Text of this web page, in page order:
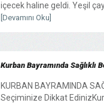
içecek haline geldi. Yeşil
[Devamını Oku]
Kurban Bayramında Sağlıklı
KURBAN BAYRAMINDA
Seçiminize Dikkat